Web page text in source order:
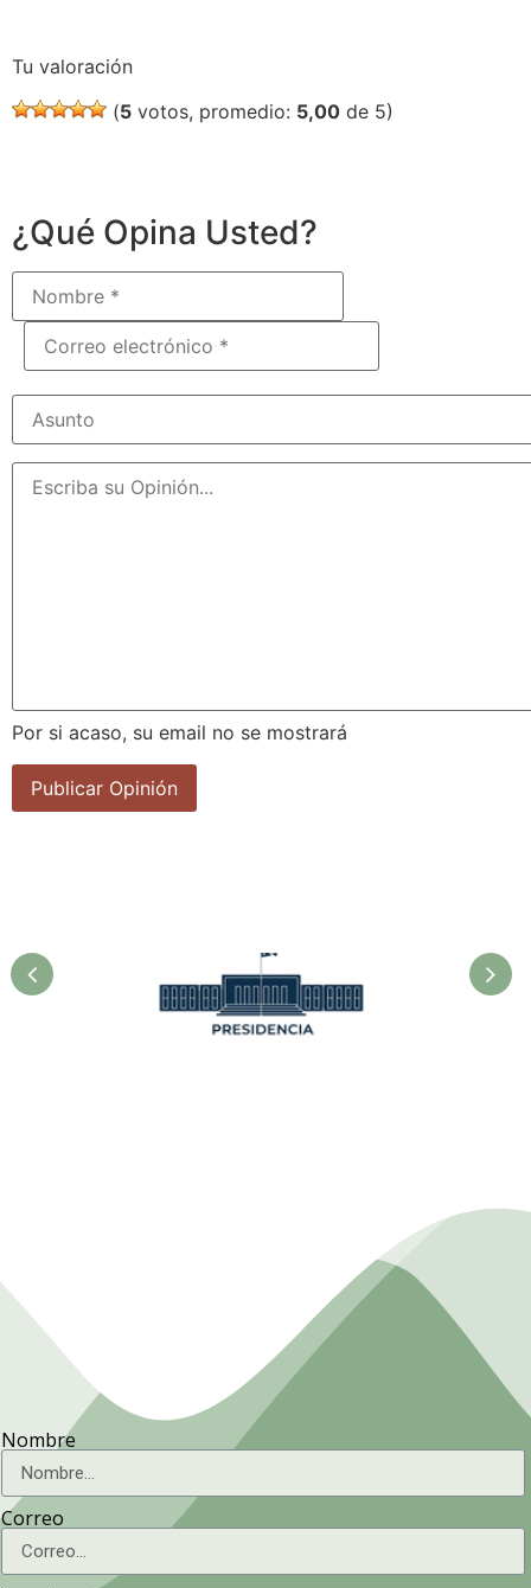
Tu valoración
(5 votos, promedio: 5,00 de 5)
¿Qué Opina Usted?
Por si acaso, su email no se mostrará
Nombre
Correo